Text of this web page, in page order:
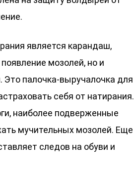
является карандаш,
мозолей, но и
палочка-выручалочка для
себя от натирания.
наиболее подверженные
мучительных мозолей. Еще
следов на обуви и